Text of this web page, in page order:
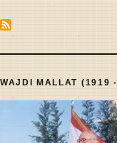
WAJDI MALLAT (1919